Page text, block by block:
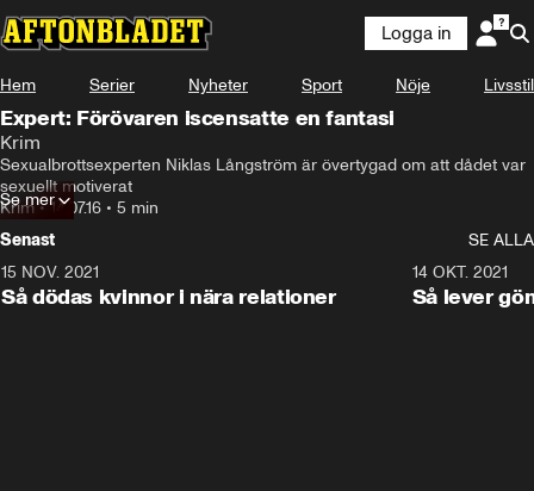
Logga in
Hem Serier Nyheter Sport Nöje Livsstil
Expert: Förövaren iscensatte en fantasi
Krim
Sexualbrottsexperten Niklas Långström är övertygad om att dådet var
sexuellt motiverat
Krim•14.07.16 • 5 min
Se mer
Senast
SE ALLA
15 NOV. 2021
Så dödas kvinnor i nära relationer
14 OKT. 2021
Så lever